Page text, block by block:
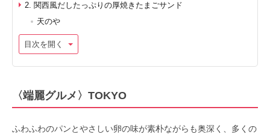
2. 関西風だしたっぷりの厚焼きたまごサンド
天のや
目次を開く
〈端麗グルメ〉TOKYO
ふわふわのパンとやさしい卵の味が素朴ながらも奥深く、多くの